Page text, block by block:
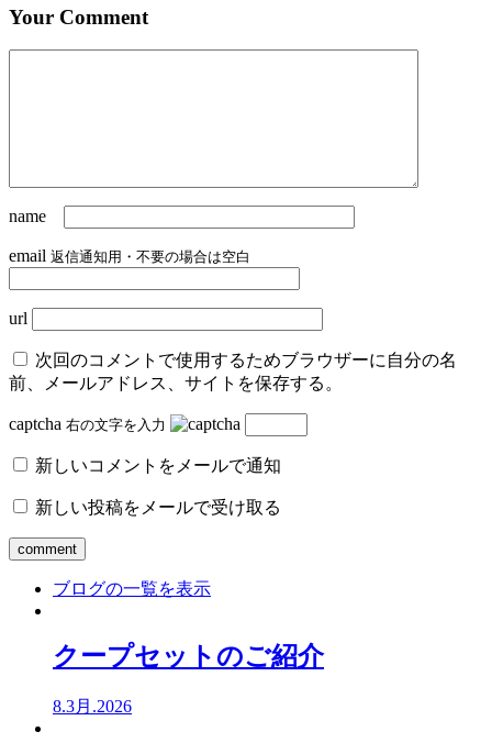
Your Comment
name
email 返信通知用・不要の場合は空白
url
次回のコメントで使用するためブラウザーに自分の名
前、メールアドレス、サイトを保存する。
captcha 右の文字を入力
新しいコメントをメールで通知
新しい投稿をメールで受け取る
ブログの一覧を表示
クープセットのご紹介
8.3月.2026